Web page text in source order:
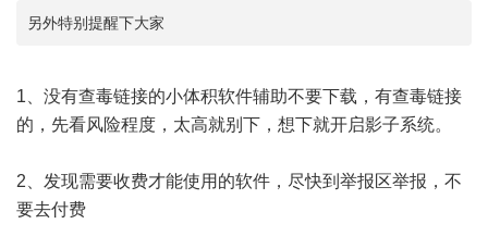
另外特别提醒下大家
1、没有查毒链接的小体积软件辅助不要下载，有查毒链接
的，先看风险程度，太高就别下，想下就开启影子系统。
2、发现需要收费才能使用的软件，尽快到举报区举报，不
要去付费